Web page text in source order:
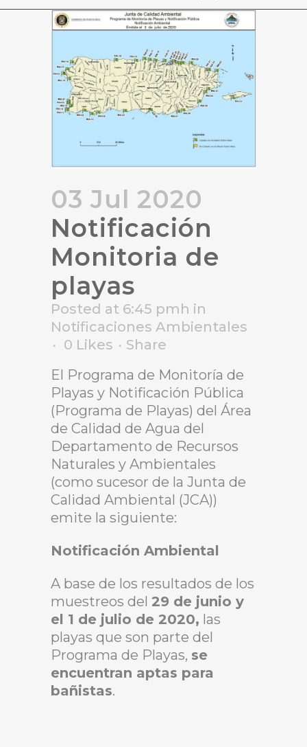
03 Jul 2020
Notificación
Monitoria de
playas
Posted at 6:45 pmh in
Notificaciones Ambientales
0 Likes
Share
El Programa de Monitoría de
Playas y Notificación Pública
(Programa de Playas) del Área
de Calidad de Agua del
Departamento de Recursos
Naturales y Ambientales
(como sucesor de la Junta de
Calidad Ambiental (JCA))
emite la siguiente:
Notificación Ambiental
A base de los resultados de los
muestreos del 29 de junio y
el 1 de julio de 2020, las
playas que son parte del
Programa de Playas, se
encuentran aptas para
bañistas.